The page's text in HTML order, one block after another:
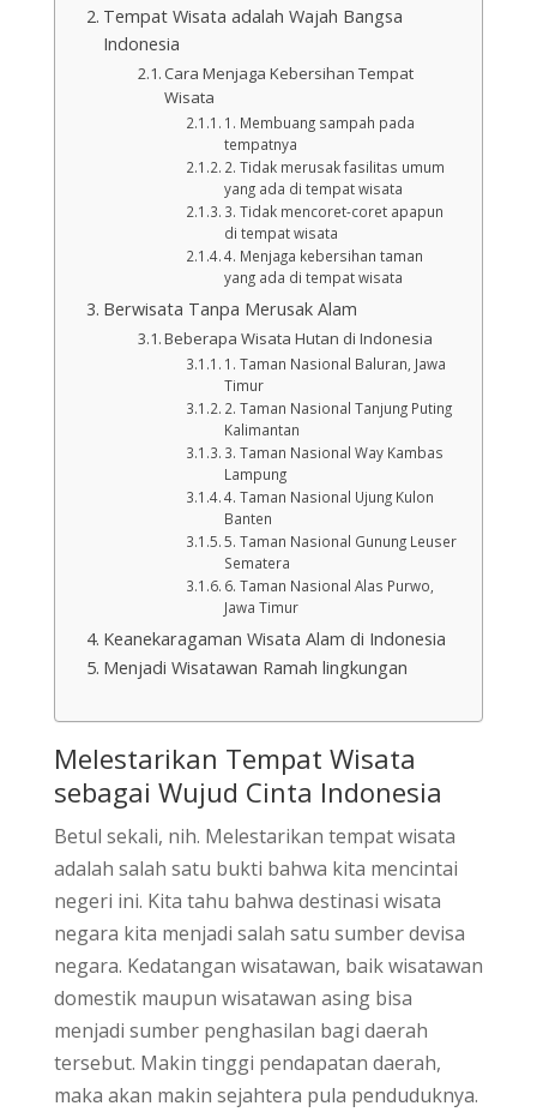
Tempat Wisata adalah Wajah Bangsa
Indonesia
Cara Menjaga Kebersihan Tempat
Wisata
1. Membuang sampah pada
tempatnya
2. Tidak merusak fasilitas umum
yang ada di tempat wisata
3. Tidak mencoret-coret apapun
di tempat wisata
4. Menjaga kebersihan taman
yang ada di tempat wisata
Berwisata Tanpa Merusak Alam
Beberapa Wisata Hutan di Indonesia
1. Taman Nasional Baluran, Jawa
Timur
2. Taman Nasional Tanjung Puting
Kalimantan
3. Taman Nasional Way Kambas
Lampung
4. Taman Nasional Ujung Kulon
Banten
5. Taman Nasional Gunung Leuser
Sematera
6. Taman Nasional Alas Purwo,
Jawa Timur
Keanekaragaman Wisata Alam di Indonesia
Menjadi Wisatawan Ramah lingkungan
Melestarikan Tempat Wisata
sebagai Wujud Cinta Indonesia
Betul sekali, nih. Melestarikan tempat wisata
adalah salah satu bukti bahwa kita mencintai
negeri ini. Kita tahu bahwa destinasi wisata
negara kita menjadi salah satu sumber devisa
negara. Kedatangan wisatawan, baik wisatawan
domestik maupun wisatawan asing bisa
menjadi sumber penghasilan bagi daerah
tersebut. Makin tinggi pendapatan daerah,
maka akan makin sejahtera pula penduduknya.